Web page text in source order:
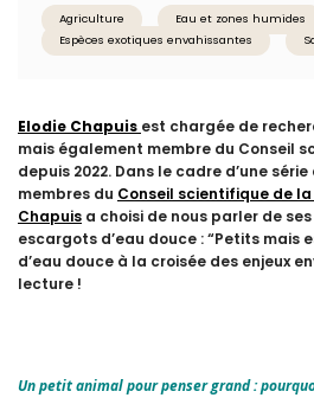
Agriculture
Eau et zones humides
Espèces exotiques envahissantes
Elodie Chapuis est chargée de
mais également membre du Conseil
depuis 2022. Dans le cadre d’une
membres du Conseil scientifique de
Chapuis a choisi de nous parler de
escargots d’eau douce : “Petits mais
d’eau douce à la croisée des enjeux
lecture !
Un petit animal pour penser grand :